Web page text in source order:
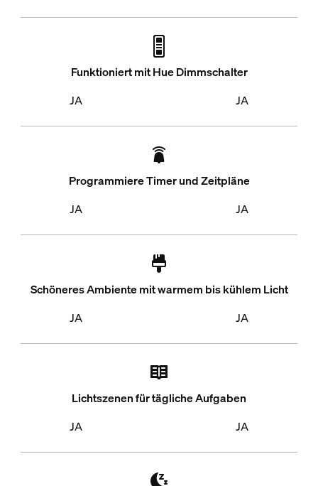
JA
Funktioniert mit Hue Dimmschalter
JA
JA
Programmiere Timer und Zeitpläne
JA
JA
Schöneres Ambiente mit warmem bis kühlem Licht
JA
JA
Lichtszenen für tägliche Aufgaben
JA